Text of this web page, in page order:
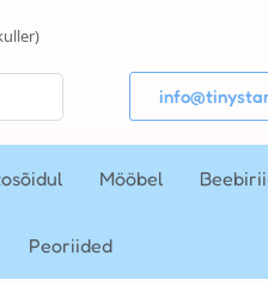
Mööbel
Peoriided